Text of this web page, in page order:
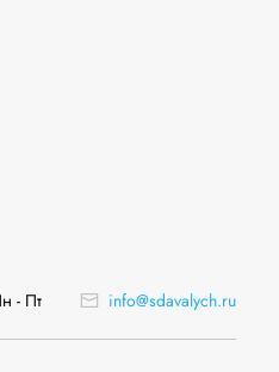
- Пт info@sdavalych.ru